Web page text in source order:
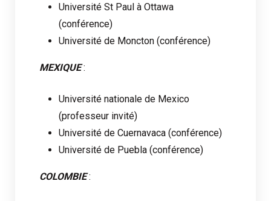
Université St Paul à Ottawa
(conférence)
Université de Moncton (conférence)
MEXIQUE:
Université nationale de Mexico
(professeur invité)
Université de Cuernavaca (conférence)
Université de Puebla (conférence)
COLOMBIE: